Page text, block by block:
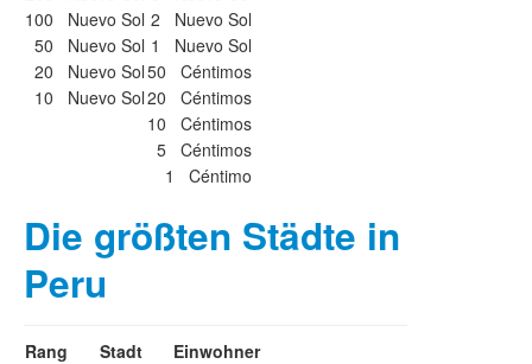
100 Nuevo Sol 2 Nuevo Sol
50 Nuevo Sol 1 Nuevo Sol
20 Nuevo Sol50 Céntimos
10 Nuevo Sol20 Céntimos
10 Céntimos
5 Céntimos
1 Céntimo
Die größten Städte in
Peru
Rang Stadt
Einwohner